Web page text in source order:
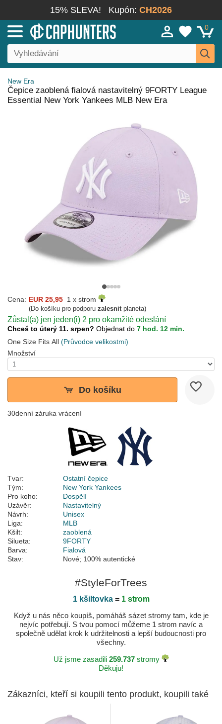
15% SLEVA! Kupón: CH2026
0
New Era
Čepice zaoblená fialová nastavitelný 9FORTY League
Essential New York Yankees MLB New Era
Cena: EUR 25,95 1 x strom
(Do košíku pro podporu zalesnitplaneta)
Zůstal(a) jen jeden(i) 2 pro okamžité odeslání
Chceš to úterý 11. srpen? Objednat do 7 hod. 12 min.
One Size Fits All (Průvodce velikostmi)
Množství
Do košíku
30denní záruka vrácení
Tvar:
Ostatní čepice
Tým:
New York Yankees
Pro koho:
Dospělí
Uzávěr:
Nastavitelný
Návrh:
Unisex
Liga:
MLB
Kšilt:
zaoblená
Silueta:
9FORTY
Barva:
Fialová
Stav:
Nové; 100% autentické
#StyleForTrees
1 kšiltovka= 1 strom
Když u nás něco koupíš, pomáháš sázet stromy tam, kde je
nejvíc potřebují. S tvou pomocí můžeme 1 strom navíc a
společně udělat krok k udržitelnosti a lepší budoucnosti pro
všechny.
Už jsme zasadili 259.737stromy
Děkuju!
Zákazníci, kteří si koupili tento produkt, koupili také